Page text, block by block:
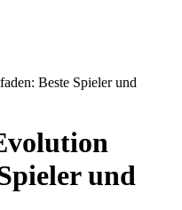
Beste Spieler und
und